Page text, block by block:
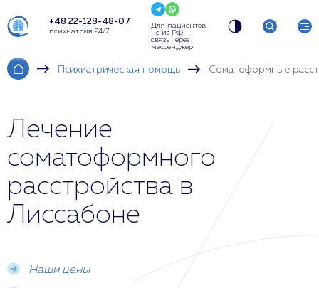
+48 22-128-48-07
психиатрия 24/7
Для пациентов
не из РФ
связь через
мессенджер
Психиатрическая помощь Соматоформные
Лечение
соматоформного
расстройства в
Лиссабоне
Наши цены